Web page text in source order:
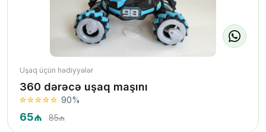
Uşaq üçün hədiyyələr
360 dərəcə uşaq maşını
90%
65₼ 85₼